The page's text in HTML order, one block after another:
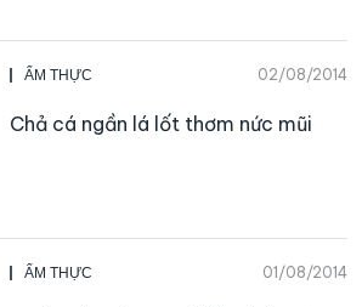
ẨM THỰC 02/08/2014
Chả cá ngần lá lốt thơm nức mũi
ẨM THỰC 01/08/2014